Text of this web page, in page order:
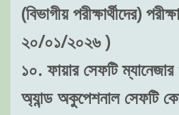
(বিভাগীয় পরীক্ষার্থীদের)
২০/০১/২০২৬ )
১০. ফায়ার সেফটি ম্যানেজার
অ্যান্ড অকুপেশনাল সেফটি